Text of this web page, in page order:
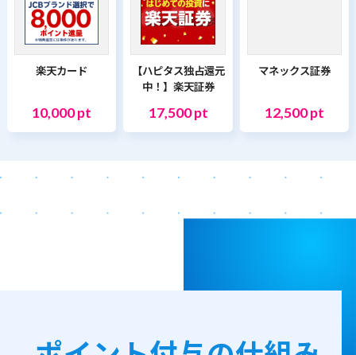
楽天カード
10,000 pt
【ハピタス独占還元
中！】楽天証券
17,500 pt
マネックス証券
12,500 pt